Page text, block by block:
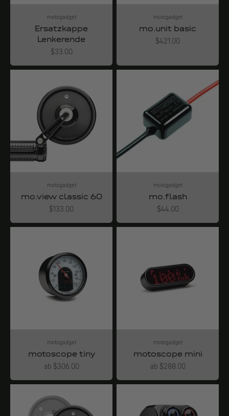
motogadget
Ersatzkappe
Lenkerende
Angebot
$33.00
motogadget
mo.unit basic
Angebot
$421.00
motogadget
mo.view classic 60
Angebot
$133.00
motogadget
mo.flash
Angebot
$44.00
motogadget
motoscope tiny
Angebot
ab $306.00
motogadget
motoscope mini
Angebot
ab $288.00